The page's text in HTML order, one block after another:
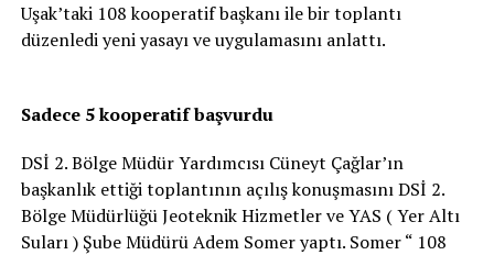
Uşak’taki 108 kooperatif başkanı ile bir toplantı
düzenledi yeni yasayı ve uygulamasını anlattı.
Sadece 5 kooperatif başvurdu
DSİ 2. Bölge Müdür Yardımcısı Cüneyt Çağlar’ın
başkanlık ettiği toplantının açılış konuşmasını DSİ 2.
Bölge Müdürlüğü Jeoteknik Hizmetler ve YAS ( Yer Altı
Suları ) Şube Müdürü Adem Somer yaptı. Somer “ 108